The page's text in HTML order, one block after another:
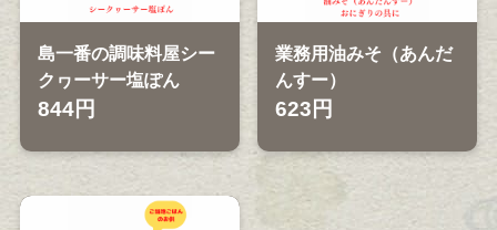
島一番の調味料屋シー
クヮーサー塩ぽん
844円
業務用油みそ（あんだ
んすー）
623円